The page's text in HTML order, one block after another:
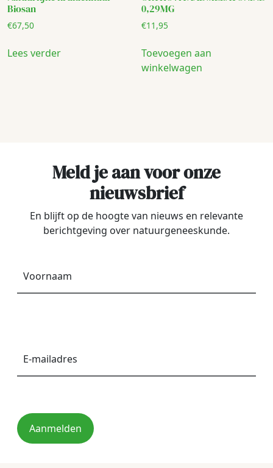
Biosan
€67,50
Lees verder
0,29MG
€11,95
Toevoegen aan
winkelwagen
Meld je aan voor onze
nieuwsbrief
En blijft op de hoogte van nieuws en relevante
berichtgeving over natuurgeneeskunde.
Aanmelden